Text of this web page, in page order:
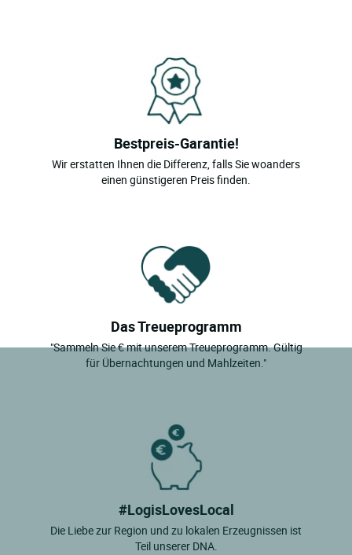
Bestpreis-Garantie!
Wir erstatten Ihnen die Differenz, falls Sie woanders
einen günstigeren Preis finden.
Das Treueprogramm
"Sammeln Sie € mit unserem Treueprogramm. Gültig
für Übernachtungen und Mahlzeiten."
#LogisLovesLocal
Die Liebe zur Region und zu lokalen Erzeugnissen ist
Teil unserer DNA.